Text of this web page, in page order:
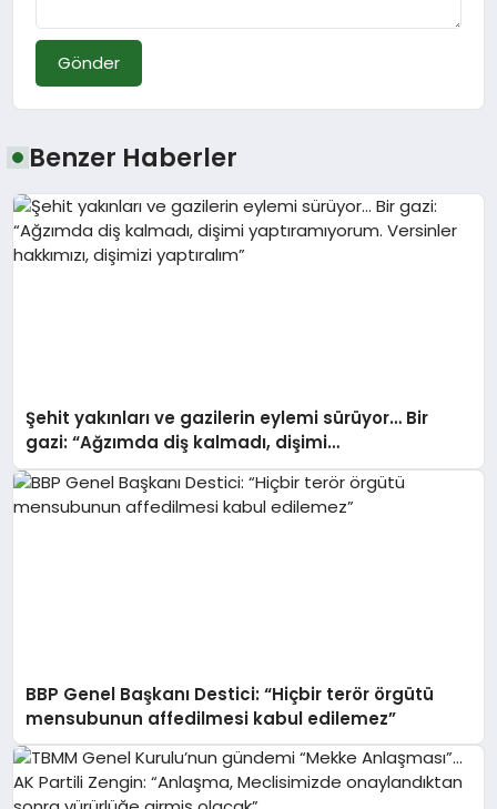
Gönder
Benzer Haberler
Şehit yakınları ve gazilerin eylemi sürüyor… Bir
gazi: “Ağzımda diş kalmadı, dişimi
yaptıramıyorum. Versinler hakkımızı, dişimizi
yaptıralım”
BBP Genel Başkanı Destici: “Hiçbir terör örgütü
mensubunun affedilmesi kabul edilemez”